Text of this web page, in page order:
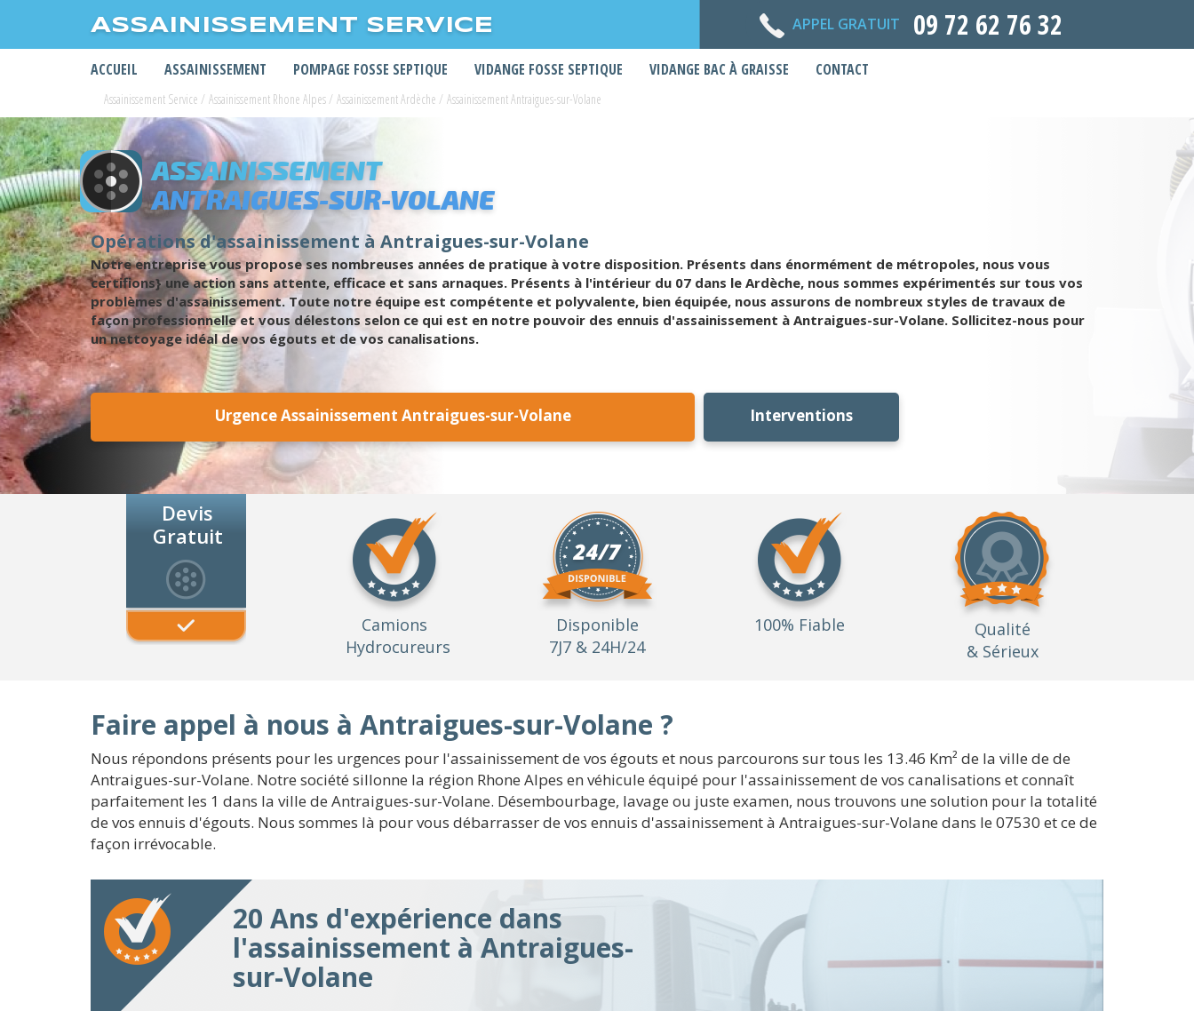
ASSAINISSEMENT SERVICE APPEL GRATUIT 09 72 62 76 32
ACCUEIL ASSAINISSEMENT POMPAGE FOSSE SEPTIQUE VIDANGE FOSSE SEPTIQUE VIDANGE BAC À GRAISSE CONTACT
Assainissement Service / Assainissement Rhone Alpes/ Assainissement Ardèche / Assainissement Antraigues-sur-Volane
ASSAINISSEMENT
ANTRAIGUES-SUR-VOLANE
Opérations d'assainissement à Antraigues-sur-Volane
Notre entreprise vous propose ses nombreuses années de pratique à votre disposition. Présents dans énormément de métropoles, nous vous
certifions} une action sans attente, efficace et sans arnaques. Présents à l'intérieur du 07 dans le Ardèche, nous sommes expérimentés sur tous vos
problèmes d'assainissement. Toute notre équipe est compétente et polyvalente, bien équipée, nous assurons de nombreux styles de travaux de
façon professionnelle et vous délestons selon ce qui est en notre pouvoir des ennuis d'assainissement à Antraigues-sur-Volane. Sollicitez-nous pour
un nettoyage idéal de vos égouts et de vos canalisations.
Urgence Assainissement Antraigues-sur-Volane Interventions
Devis
Gratuit
Camions
Hydrocureurs
Disponible
7J7 & 24H/24
100% Fiable
Qualité
& Sérieux
Faire appel à nous à Antraigues-sur-Volane ?
Nous répondons présents pour les urgences pour l'assainissement de vos égouts et nous parcourons sur tous les 13.46 Km² de la ville de de
Antraigues-sur-Volane. Notre société sillonne la région Rhone Alpes en véhicule équipé pour l'assainissement de vos canalisations et connaît
parfaitement les 1 dans la ville de Antraigues-sur-Volane. Désembourbage, lavage ou juste examen, nous trouvons une solution pour la totalité
de vos ennuis d'égouts. Nous sommes là pour vous débarrasser de vos ennuis d'assainissement à Antraigues-sur-Volane dans le 07530 et ce de
façon irrévocable.
20 Ans d'expérience dans
l'assainissement à Antraigues-
sur-Volane